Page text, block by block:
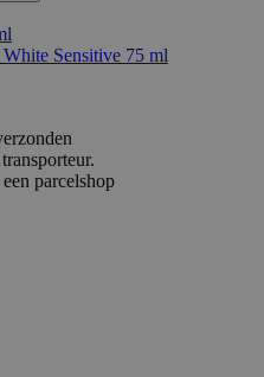
Sensitive 75 ml
parcelshop